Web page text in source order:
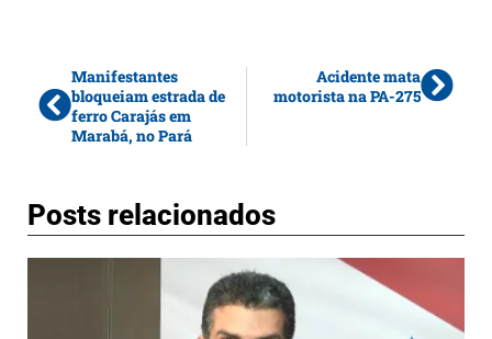
Manifestantes
bloqueiam estrada de
ferro Carajás em
Marabá, no Pará
Acidente mata
motorista na PA-275
Posts relacionados